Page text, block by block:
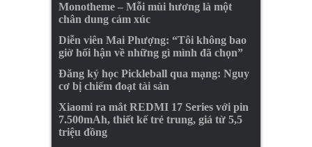
Monotheme – Mỗi mùi hương là một
chân dung cảm xúc
Diễn viên Mai Phượng: “Tôi không bao
giờ hối hận về những gì mình đã chọn”
Đăng ký học Pickleball qua mạng: Nguy
cơ bị chiếm đoạt tài sản
Xiaomi ra mắt REDMI 17 Series với pin
7.500mAh, thiết kế trẻ trung, giá từ 5,5
triệu đồng